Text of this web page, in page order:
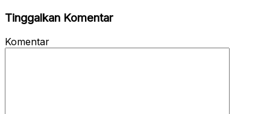
Tinggalkan Komentar
Komentar